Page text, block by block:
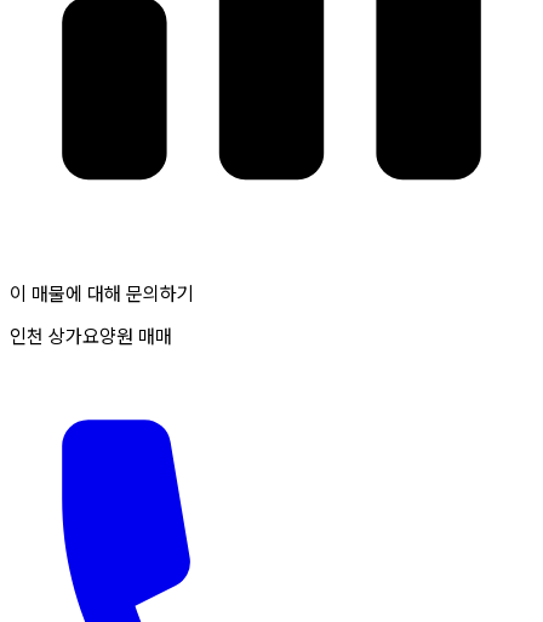
이 매물에 대해 문의하기
인천 상가요양원 매매